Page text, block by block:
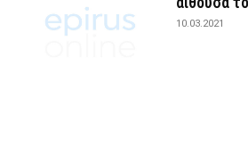
10.03.2021